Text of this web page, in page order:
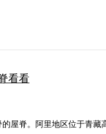
看看
屋脊。阿里地区位于青藏